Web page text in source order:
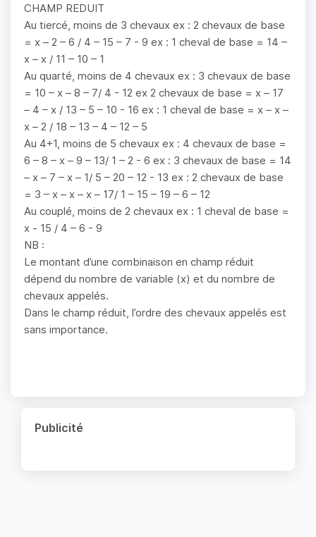
CHAMP REDUIT
Au tiercé, moins de 3 chevaux ex : 2 chevaux de base
= x – 2 – 6 / 4 – 15 – 7 - 9 ex : 1 cheval de base = 14 –
x – x / 11 – 10 – 1
Au quarté, moins de 4 chevaux ex : 3 chevaux de base
= 10 – x – 8 – 7/ 4 - 12 ex 2 chevaux de base = x – 17
– 4 – x / 13 – 5 – 10 - 16 ex : 1 cheval de base = x – x –
x – 2 / 18 – 13 – 4 – 12 – 5
Au 4+1, moins de 5 chevaux ex : 4 chevaux de base =
6 – 8 – x – 9 – 13/ 1 – 2 - 6 ex : 3 chevaux de base = 14
– x – 7 – x – 1/ 5 – 20 – 12 - 13 ex : 2 chevaux de base
= 3 – x – x – x – 17/ 1 – 15 – 19 – 6 – 12
Au couplé, moins de 2 chevaux ex : 1 cheval de base =
x - 15 / 4 – 6 - 9
NB :
Le montant d’une combinaison en champ réduit
dépend du nombre de variable (x) et du nombre de
chevaux appelés.
Dans le champ réduit, l’ordre des chevaux appelés est
sans importance.
Publicité